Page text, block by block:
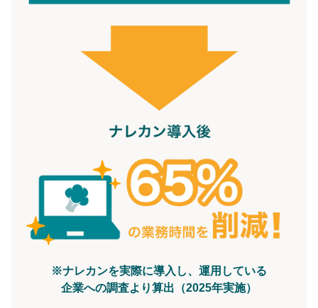
※ナレカンを実際に導入し、運用している
企業への調査より算出（2025年実施）